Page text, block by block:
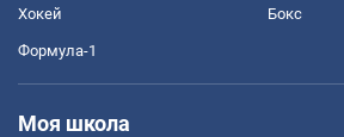
Хокей Бокс
Формула-1
Моя школа